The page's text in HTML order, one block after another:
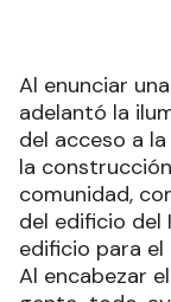
Al enunciar
adelantó la
del acceso a
la
comunidad,
del edificio del
edificio para el
Al encabezar